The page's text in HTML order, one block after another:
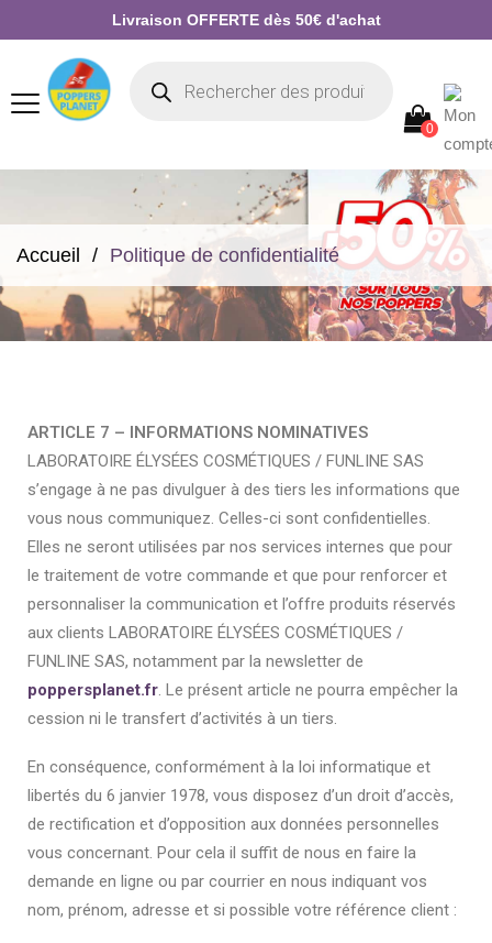
Livraison OFFERTE dès 50€ d'achat
0
Accueil Politique de confidentialité
ARTICLE 7 – INFORMATIONS NOMINATIVES
LABORATOIRE ÉLYSÉES COSMÉTIQUES / FUNLINE SAS
s’engage à ne pas divulguer à des tiers les informations que
vous nous communiquez. Celles-ci sont confidentielles.
Elles ne seront utilisées par nos services internes que pour
le traitement de votre commande et que pour renforcer et
personnaliser la communication et l’offre produits réservés
aux clients LABORATOIRE ÉLYSÉES COSMÉTIQUES /
FUNLINE SAS, notamment par la newsletter de
poppersplanet.fr. Le présent article ne pourra empêcher la
cession ni le transfert d’activités à un tiers.
En conséquence, conformément à la loi informatique et
libertés du 6 janvier 1978, vous disposez d’un droit d’accès,
de rectification et d’opposition aux données personnelles
vous concernant. Pour cela il suffit de nous en faire la
demande en ligne ou par courrier en nous indiquant vos
nom, prénom, adresse et si possible votre référence client :